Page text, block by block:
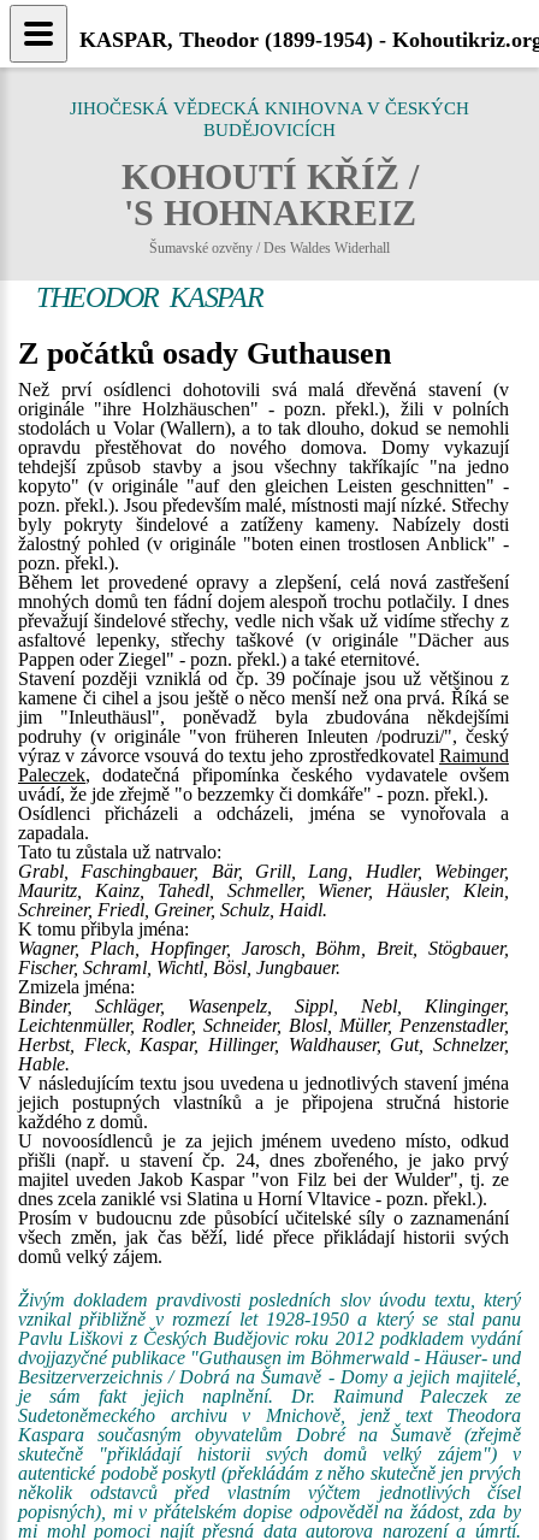
JIHOČESKÁ VĚDECKÁ KNIHOVNA V ČESKÝCH
BUDĚJOVICÍCH
KOHOUTÍ KŘÍŽ /
'S HOHNAKREIZ
Šumavské ozvěny / Des Waldes Widerhall
THEODOR KASPAR
Z počátků osady Guthausen
Než prví osídlenci dohotovili svá malá dřevěná stavení (v
originále "ihre Holzhäuschen" - pozn. překl.), žili v polních
stodolách u Volar (Wallern), a to tak dlouho, dokud se nemohli
opravdu přestěhovat do nového domova. Domy vykazují
tehdejší způsob stavby a jsou všechny takříkajíc "na jedno
kopyto" (v originále "auf den gleichen Leisten geschnitten" -
pozn. překl.). Jsou především malé, místnosti mají nízké. Střechy
byly pokryty šindelové a zatíženy kameny. Nabízely dosti
žalostný pohled (v originále "boten einen trostlosen Anblick" -
pozn. překl.).
Během let provedené opravy a zlepšení, celá nová zastřešení
mnohých domů ten fádní dojem alespoň trochu potlačily. I dnes
převažují šindelové střechy, vedle nich však už vidíme střechy z
asfaltové lepenky, střechy taškové (v originále "Dächer aus
Pappen oder Ziegel" - pozn. překl.) a také eternitové.
Stavení později vzniklá od čp. 39 počínaje jsou už většinou z
kamene či cihel a jsou ještě o něco menší než ona prvá. Říká se
jim "Inleuthäusl", poněvadž byla zbudována někdejšími
podruhy (v originále "von früheren Inleuten /podruzi/", český
výraz v závorce vsouvá do textu jeho zprostředkovatel Raimund
Paleczek, dodatečná připomínka českého vydavatele ovšem
uvádí, že jde zřejmě "o bezzemky či domkáře" - pozn. překl.).
Osídlenci přicházeli a odcházeli, jména se vynořovala a
zapadala.
Tato tu zůstala už natrvalo:
Grabl, Faschingbauer, Bär, Grill, Lang, Hudler, Webinger,
Mauritz, Kainz, Tahedl, Schmeller, Wiener, Häusler, Klein,
Schreiner, Friedl, Greiner, Schulz, Haidl.
K tomu přibyla jména:
Wagner, Plach, Hopfinger, Jarosch, Böhm, Breit, Stögbauer,
Fischer, Schraml, Wichtl, Bösl, Jungbauer.
Zmizela jména:
Binder, Schläger, Wasenpelz, Sippl, Nebl, Klinginger,
Leichtenmüller, Rodler, Schneider, Blosl, Müller, Penzenstadler,
Herbst, Fleck, Kaspar, Hillinger, Waldhauser, Gut, Schnelzer,
Hable.
V následujícím textu jsou uvedena u jednotlivých stavení jména
jejich postupných vlastníků a je připojena stručná historie
každého z domů.
U novoosídlenců je za jejich jménem uvedeno místo, odkud
přišli (např. u stavení čp. 24, dnes zbořeného, je jako prvý
majitel uveden Jakob Kaspar "von Filz bei der Wulder", tj. ze
dnes zcela zaniklé vsi Slatina u Horní Vltavice - pozn. překl.).
Prosím v budoucnu zde působící učitelské síly o zaznamenání
všech změn, jak čas běží, lidé přece přikládají historii svých
domů velký zájem.
Živým dokladem pravdivosti posledních slov úvodu textu, který
vznikal přibližně v rozmezí let 1928-1950 a který se stal panu
Pavlu Liškovi z Českých Budějovic roku 2012 podkladem vydání
dvojjazyčné publikace "Guthausen im Böhmerwald - Häuser- und
Besitzerverzeichnis / Dobrá na Šumavě - Domy a jejich majitelé,
je sám fakt jejich naplnění. Dr. Raimund Paleczek ze
Sudetoněmeckého archivu v Mnichově, jenž text Theodora
Kaspara současným obyvatelům Dobré na Šumavě (zřejmě
skutečně "přikládají historii svých domů velký zájem") v
autentické podobě poskytl (překládám z něho skutečně jen prvých
několik odstavců před vlastním výčtem jednotlivých čísel
popisných), mi v přátelském dopise odpověděl na žádost, zda by
mi mohl pomoci najít přesná data autorova narození a úmrtí.
KASPAR, Theodor (1899-1954) -